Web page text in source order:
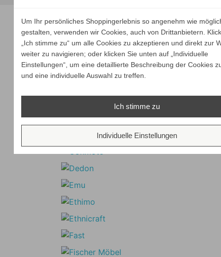
Um Ihr persönliches Shoppingerlebnis so angenehm wie
gestalten, verwenden wir Cookies, auch von Drittanbietern.
„Ich stimme zu“ um alle Cookies zu akzeptieren und direkt zur
weiter zu navigieren; oder klicken Sie unten auf „Individuelle
Einstellungen“, um eine detaillierte Beschreibung der Cookies
und eine individuelle Auswahl zu treffen.
Ich stimme zu
Individuelle Einstellungen